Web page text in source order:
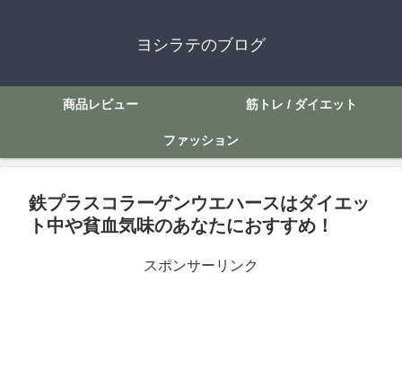
ヨシラテのブログ
商品レビュー 筋トレ / ダイエット
ファッション
鉄プラスコラーゲンウエハースはダイエッ
ト中や貧血気味のあなたにおすすめ！
スポンサーリンク